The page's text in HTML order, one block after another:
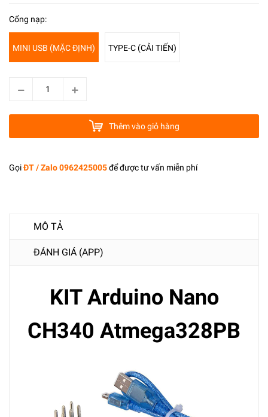
Cổng nạp:
MINI USB (MẶC ĐỊNH) TYPE-C (CẢI TIẾN)
Thêm vào giỏ hàng
GọiĐT / Zalo 0962425005để được tư vấn miễn phí
MÔ TẢ
ĐÁNH GIÁ (APP)
KIT Arduino Nano
CH340 Atmega328PB